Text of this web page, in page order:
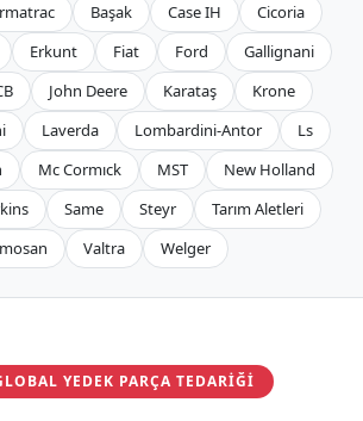
Başak Case IH
Cicoria
Erkunt Fiat Ford
Gallignani
John Deere Karataş
Krone
Laverda Lombardini-Antor
Ls
Mc Cormıck MST
New Holland
Same Steyr
Tarım Aletleri
Valtra Welger
YEDEK PARÇA TEDARIĞI